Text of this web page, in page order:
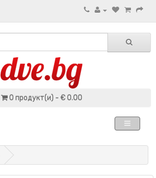
0 продукт(и) - € 0.00